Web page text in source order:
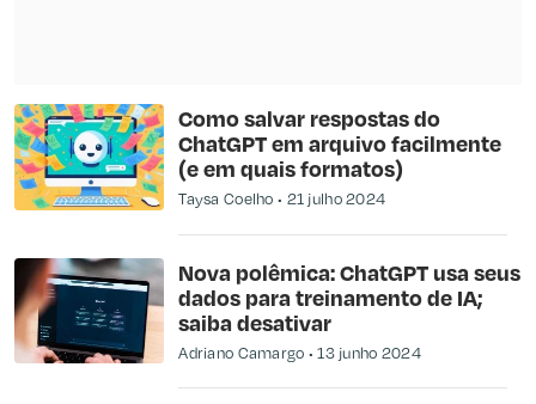
Como salvar respostas do
ChatGPT em arquivo facilmente
(e em quais formatos)
Taysa Coelho 21 julho 2024
Nova polêmica: ChatGPT usa seus
dados para treinamento de IA;
saiba desativar
Adriano Camargo 13 junho 2024